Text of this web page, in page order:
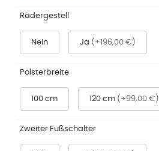
Rädergestell
Nein Ja (+196,00 €)
Polsterbreite
100 cm 120 cm (+99,00 €)
Zweiter Fußschalter